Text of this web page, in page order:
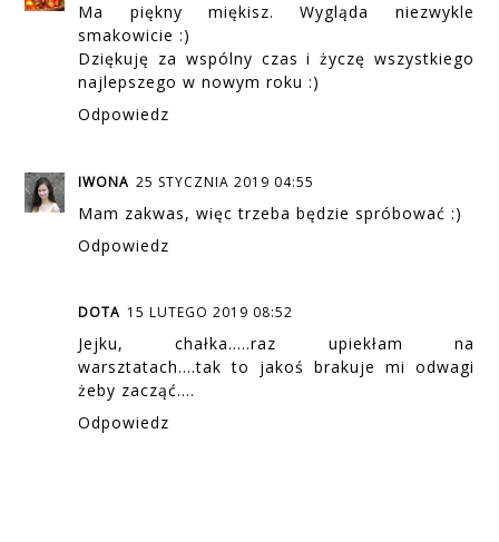
Ma piękny miękisz. Wygląda niezwykle
smakowicie :)
Dziękuję za wspólny czas i życzę wszystkiego
najlepszego w nowym roku :)
Odpowiedz
IWONA 25 STYCZNIA 2019 04:55
Mam zakwas, więc trzeba będzie spróbować :)
Odpowiedz
DOTA 15 LUTEGO 2019 08:52
Jejku, chałka.....raz upiekłam na
warsztatach....tak to jakoś brakuje mi odwagi
żeby zacząć....
Odpowiedz